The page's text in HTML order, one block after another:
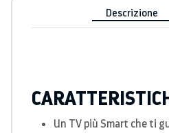
Descrizione
Un TV più Smart che ti